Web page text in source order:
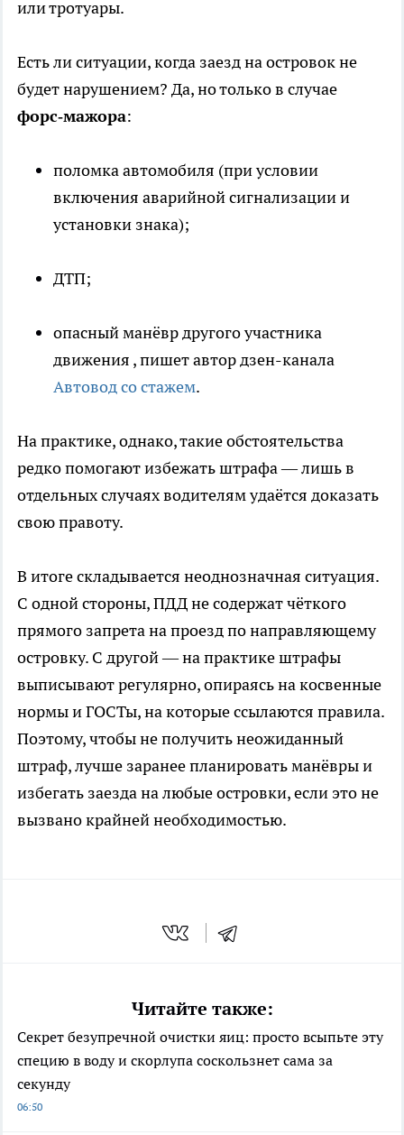
или тротуары.
Есть ли ситуации, когда заезд на островок не
будет нарушением? Да, но только в случае
форс‑мажора:
поломка автомобиля (при условии
включения аварийной сигнализации и
установки знака);
ДТП;
опасный манёвр другого участника
движения , пишет автор дзен-канала
Автовод со стажем.
На практике, однако, такие обстоятельства
редко помогают избежать штрафа — лишь в
отдельных случаях водителям удаётся доказать
свою правоту.
В итоге складывается неоднозначная ситуация.
С одной стороны, ПДД не содержат чёткого
прямого запрета на проезд по направляющему
островку. С другой — на практике штрафы
выписывают регулярно, опираясь на косвенные
нормы и ГОСТы, на которые ссылаются правила.
Поэтому, чтобы не получить неожиданный
штраф, лучше заранее планировать манёвры и
избегать заезда на любые островки, если это не
вызвано крайней необходимостью.
Читайте также:
Секрет безупречной очистки яиц: просто всыпьте эту
специю в воду и скорлупа соскользнет сама за
секунду
06:50